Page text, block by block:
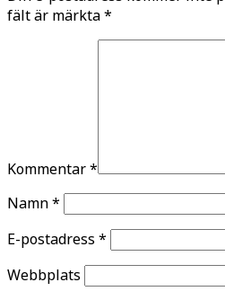
fält är märkta*
Kommentar*
Namn*
E-postadress *
Webbplats